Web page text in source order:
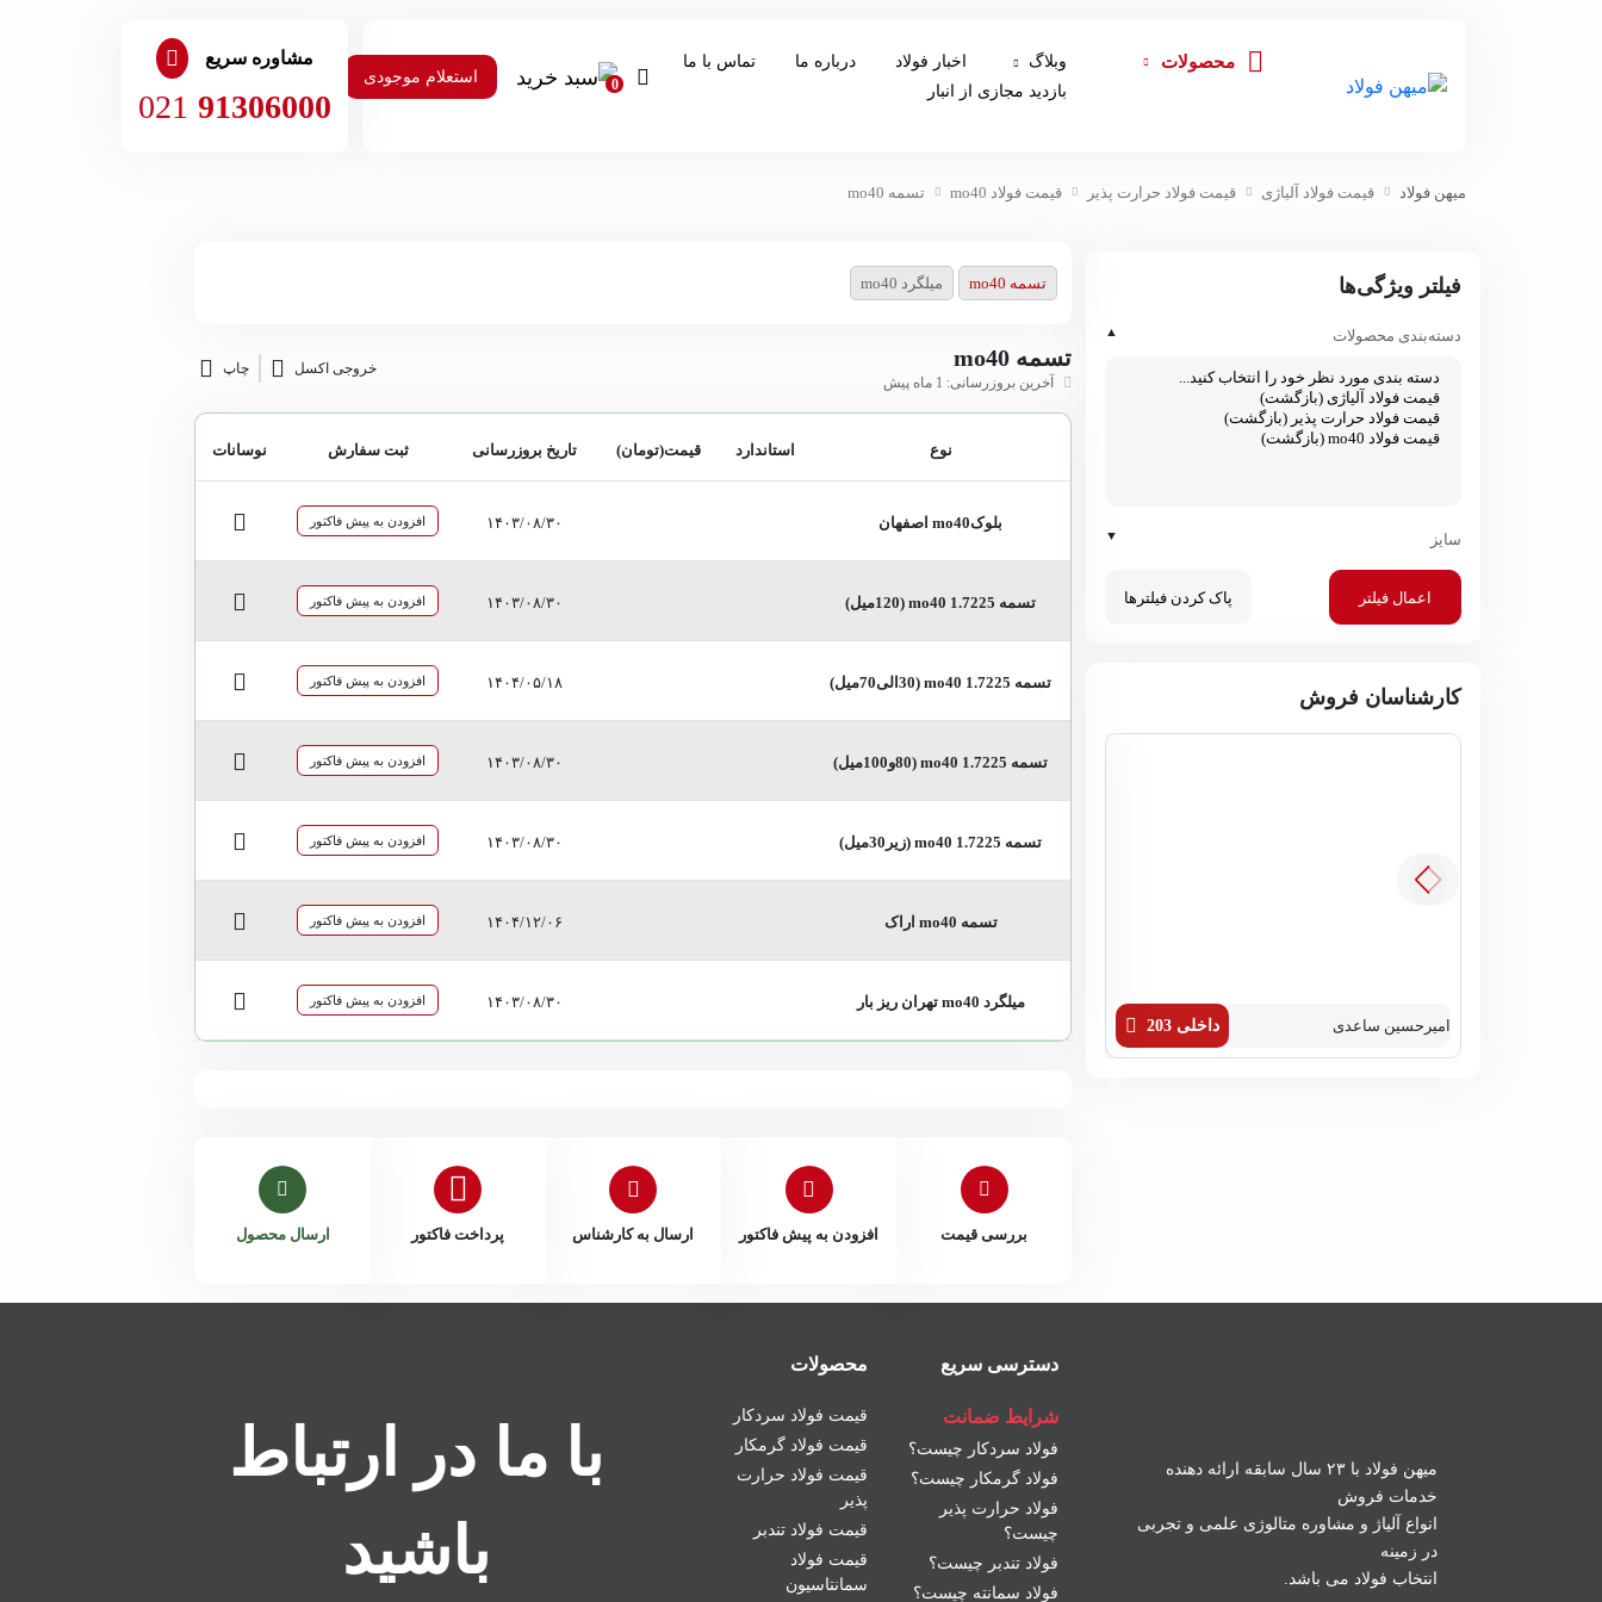
محصولات وبلاگ اخبار فولاد درباره ما
تماس با ما
بازدید مجازی از انبار
0 استعلام موجودی
مشاوره سریع
021 91306000
میهن فولاد قیمت فولاد آلیاژی قیمت فولاد حرارت پذیر قیمت فولاد mo40 تسمه mo40
فیلتر ویژگی‌ها
دسته‌بندی محصولات ▲
سایز ▼
اعمال فیلتر پاک کردن فیلترها
کارشناسان فروش
امیرحسین ساعدی داخلی 203
تسمه mo40 میلگرد mo40
تسمه mo40
آخرین بروزرسانی: 1 ماه پیش
خروجی اکسل چاپ
نوع استاندارد قیمت(تومان) تاریخ بروزرسانی ثبت سفارش نوسانات
بلوکmo40 اصفهان ۱۴۰۳/۰۸/۳۰ افزودن به پیش فاکتور
تسمه mo40 1.7225 (120میل) ۱۴۰۳/۰۸/۳۰ افزودن به پیش فاکتور
تسمه mo40 1.7225 (30الی70میل) ۱۴۰۴/۰۵/۱۸ افزودن به پیش فاکتور
تسمه mo40 1.7225 (80و100میل) ۱۴۰۳/۰۸/۳۰ افزودن به پیش فاکتور
تسمه mo40 1.7225 (زیر30میل) ۱۴۰۳/۰۸/۳۰ افزودن به پیش فاکتور
تسمه mo40 اراک ۱۴۰۴/۱۲/۰۶ افزودن به پیش فاکتور
میلگرد mo40 تهران ریز بار ۱۴۰۳/۰۸/۳۰ افزودن به پیش فاکتور
بررسی قیمت افزودن به پیش فاکتور ارسال به کارشناس پرداخت فاکتور ارسال محصول
میهن فولاد با ۲۳ سال سابقه ارائه دهنده
خدمات فروش
انواع آلیاژ و مشاوره متالوژی علمی و تجربی
در زمینه
انتخاب فولاد می باشد.
دسترسی سریع
شرایط ضمانت
فولاد سردکار چیست؟
فولاد گرمکار چیست؟
فولاد حرارت پذیر
چیست؟
فولاد تندبر چیست؟
فولاد سمانته چیست؟
محصولات
قیمت فولاد سردکار
قیمت فولاد گرمکار
قیمت فولاد حرارت
پذیر
قیمت فولاد تندبر
قیمت فولاد
سمانتاسیون
با ما در ارتباط
باشید